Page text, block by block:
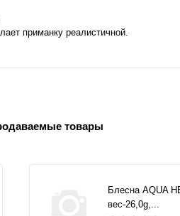
приманку реалистичной.
товары
Блесна AQUA
вес-26,0g,...